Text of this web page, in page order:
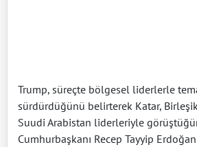
Trump, süreçte bölgesel liderlerle
sürdürdüğünü belirterek Katar,
Suudi Arabistan liderleriyle
Cumhurbaşkanı Recep Tayyip